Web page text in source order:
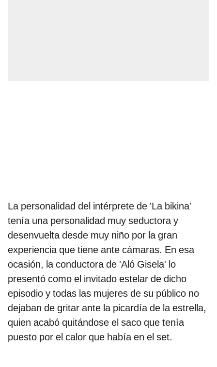
La personalidad del intérprete de 'La bikina'
tenía una personalidad muy seductora y
desenvuelta desde muy niño por la gran
experiencia que tiene ante cámaras. En esa
ocasión, la conductora de 'Aló Gisela' lo
presentó como el invitado estelar de dicho
episodio y todas las mujeres de su público no
dejaban de gritar ante la picardía de la estrella,
quien acabó quitándose el saco que tenía
puesto por el calor que había en el set.